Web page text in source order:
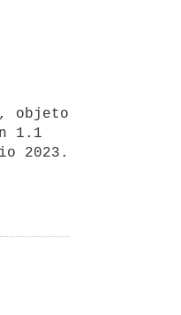
objeto
1.1
2023.